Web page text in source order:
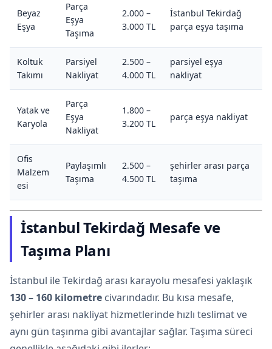
Beyaz
Eşya
Parça
Eşya
Taşıma
2.000 –
3.000 TL
İstanbul Tekirdağ
parça eşya taşıma
Koltuk
Takımı
Parsiyel
Nakliyat
2.500 –
4.000 TL
parsiyel eşya
nakliyat
Yatak ve
Karyola
Parça
Eşya
Nakliyat
1.800 –
3.200 TL
parça eşya nakliyat
Ofis
Malzem
esi
Paylaşımlı
Taşıma
2.500 –
4.500 TL
şehirler arası parça
taşıma
İstanbul Tekirdağ Mesafe ve
Taşıma Planı
İstanbul ile Tekirdağ arası karayolu mesafesi yaklaşık
130 – 160 kilometre civarındadır. Bu kısa mesafe,
şehirler arası nakliyat hizmetlerinde hızlı teslimat ve
aynı gün taşınma gibi avantajlar sağlar. Taşıma süreci